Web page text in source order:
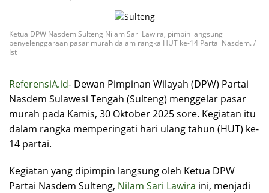
Ketua DPW Nasdem Sulteng Nilam Sari Lawira, pimpin langsung
penyelenggaraan pasar murah dalam rangka HUT ke-14 Partai Nasdem. /
Ist
ReferensiA.id- Dewan Pimpinan Wilayah (DPW) Partai
Nasdem Sulawesi Tengah (Sulteng) menggelar pasar
murah pada Kamis, 30 Oktober 2025 sore. Kegiatan itu
dalam rangka memperingati hari ulang tahun (HUT) ke-
14 partai.
Kegiatan yang dipimpin langsung oleh Ketua DPW
Partai Nasdem Sulteng, Nilam Sari Lawira ini, menjadi